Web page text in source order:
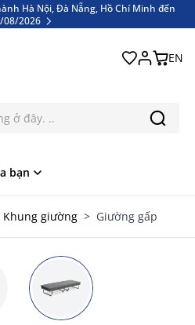
Hà Nội, Đà Nẵng, Hồ Chí Minh đến
08/2026
EN
bạn
Khung giường > Giường gấp